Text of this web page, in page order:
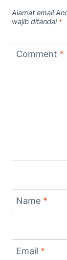
Alamat email
wajib ditandai *
Comment *
Name *
Email *